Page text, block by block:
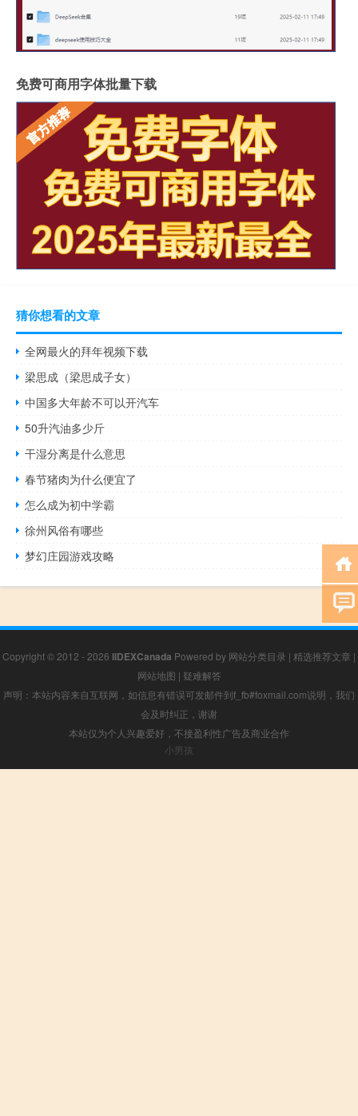
免费可商用字体批量下载
猜你想看的文章
全网最火的拜年视频下载
梁思成（梁思成子女）
中国多大年龄不可以开汽车
50升汽油多少斤
干湿分离是什么意思
春节猪肉为什么便宜了
怎么成为初中学霸
徐州风俗有哪些
梦幻庄园游戏攻略
Copyright © 2012 - 2026 IIDEXCanada Powered by 网站分类目录 | 精选推荐文章 |
网站地图 | 疑难解答
声明：本站内容来自互联网，如信息有错误可发邮件到f_fb#foxmail.com说明，我们
会及时纠正，谢谢
本站仅为个人兴趣爱好，不接盈利性广告及商业合作
小男孩